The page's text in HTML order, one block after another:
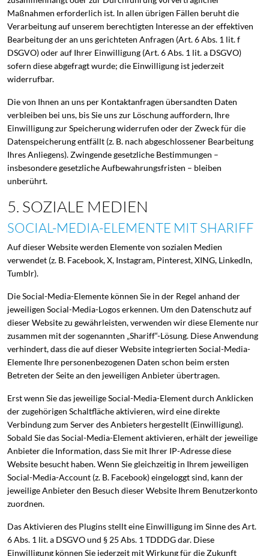
Maßnahmen erforderlich ist. In allen übrigen Fällen beruht die
Verarbeitung auf unserem berechtigten Interesse an der effektiven
Bearbeitung der an uns gerichteten Anfragen (Art. 6 Abs. 1 lit. f
DSGVO) oder auf Ihrer Einwilligung (Art. 6 Abs. 1 lit. a DSGVO)
sofern diese abgefragt wurde; die Einwilligung ist jederzeit
widerrufbar.
Die von Ihnen an uns per Kontaktanfragen übersandten Daten
verbleiben bei uns, bis Sie uns zur Löschung auffordern, Ihre
Einwilligung zur Speicherung widerrufen oder der Zweck für die
Datenspeicherung entfällt (z. B. nach abgeschlossener Bearbeitung
Ihres Anliegens). Zwingende gesetzliche Bestimmungen –
insbesondere gesetzliche Aufbewahrungsfristen – bleiben
unberührt.
5. SOZIALE MEDIEN
SOCIAL-MEDIA-ELEMENTE MIT SHARIFF
Auf dieser Website werden Elemente von sozialen Medien
verwendet (z. B. Facebook, X, Instagram, Pinterest, XING, LinkedIn,
Tumblr).
Die Social-Media-Elemente können Sie in der Regel anhand der
jeweiligen Social-Media-Logos erkennen. Um den Datenschutz auf
dieser Website zu gewährleisten, verwenden wir diese Elemente nur
zusammen mit der sogenannten „Shariff“-Lösung. Diese Anwendung
verhindert, dass die auf dieser Website integrierten Social-Media-
Elemente Ihre personenbezogenen Daten schon beim ersten
Betreten der Seite an den jeweiligen Anbieter übertragen.
Erst wenn Sie das jeweilige Social-Media-Element durch Anklicken
der zugehörigen Schaltfläche aktivieren, wird eine direkte
Verbindung zum Server des Anbieters hergestellt (Einwilligung).
Sobald Sie das Social-Media-Element aktivieren, erhält der jeweilige
Anbieter die Information, dass Sie mit Ihrer IP-Adresse diese
Website besucht haben. Wenn Sie gleichzeitig in Ihrem jeweiligen
Social-Media-Account (z. B. Facebook) eingeloggt sind, kann der
jeweilige Anbieter den Besuch dieser Website Ihrem Benutzerkonto
zuordnen.
Das Aktivieren des Plugins stellt eine Einwilligung im Sinne des Art.
6 Abs. 1 lit. a DSGVO und § 25 Abs. 1 TDDDG dar. Diese
Einwilligung können Sie jederzeit mit Wirkung für die Zukunft